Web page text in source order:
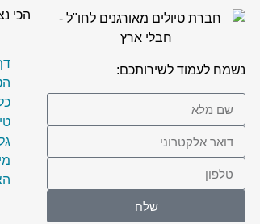
נשמח לעמוד לשירותכם:
שלח
הכי